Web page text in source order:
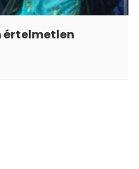
értelmetlen